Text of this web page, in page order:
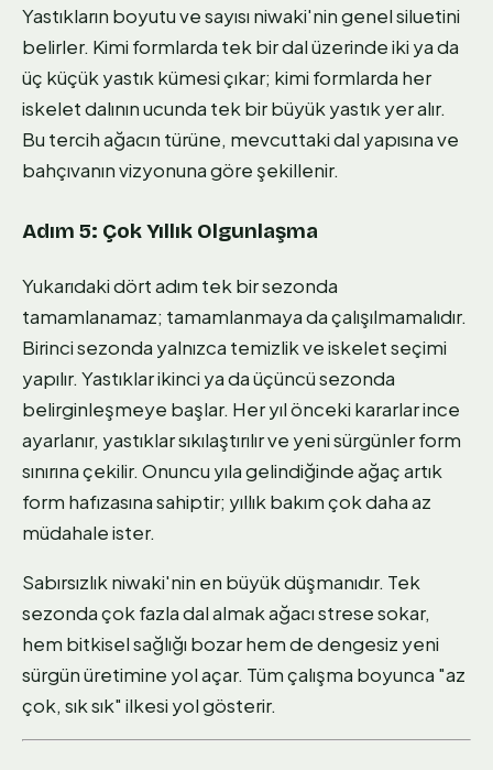
Yastıkların boyutu ve sayısı niwaki'nin genel siluetini
belirler. Kimi formlarda tek bir dal üzerinde iki ya da
üç küçük yastık kümesi çıkar; kimi formlarda her
iskelet dalının ucunda tek bir büyük yastık yer alır.
Bu tercih ağacın türüne, mevcuttaki dal yapısına ve
bahçıvanın vizyonuna göre şekillenir.
Adım 5: Çok Yıllık Olgunlaşma
Yukarıdaki dört adım tek bir sezonda
tamamlanamaz; tamamlanmaya da çalışılmamalıdır.
Birinci sezonda yalnızca temizlik ve iskelet seçimi
yapılır. Yastıklar ikinci ya da üçüncü sezonda
belirginleşmeye başlar. Her yıl önceki kararlar ince
ayarlanır, yastıklar sıkılaştırılır ve yeni sürgünler form
sınırına çekilir. Onuncu yıla gelindiğinde ağaç artık
form hafızasına sahiptir; yıllık bakım çok daha az
müdahale ister.
Sabırsızlık niwaki'nin en büyük düşmanıdır. Tek
sezonda çok fazla dal almak ağacı strese sokar,
hem bitkisel sağlığı bozar hem de dengesiz yeni
sürgün üretimine yol açar. Tüm çalışma boyunca "az
çok, sık sık" ilkesi yol gösterir.